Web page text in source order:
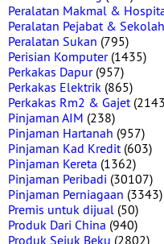
Peralatan Makmal &
Peralatan Pejabat & Sekolah
Peralatan Sukan (795)
Perisian Komputer(1435)
Perkakas Dapur(957)
Perkakas Elektrik (865)
Perkakas Rm2 & Gajet
Pinjaman AIM (238)
Pinjaman Hartanah (957)
Pinjaman Kad Kredit(603)
Pinjaman Kereta (1362)
Pinjaman Peribadi (30107)
Pinjaman Perniagaan (3343)
Premis untuk dijual (50)
Produk Dari China (940)
Produk Sejuk Beku (2802)